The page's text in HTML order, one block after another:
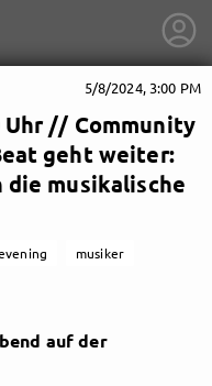
5/8/2024, 3:00 PM
Uhr // Community
geht weiter:
die musikalische
musiker
auf der